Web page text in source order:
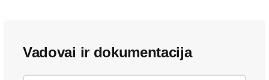
Vadovai ir dokumentacija